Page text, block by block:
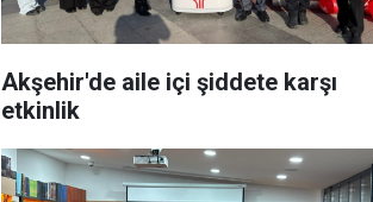
Akşehir'de aile içi şiddete karşı
etkinlik